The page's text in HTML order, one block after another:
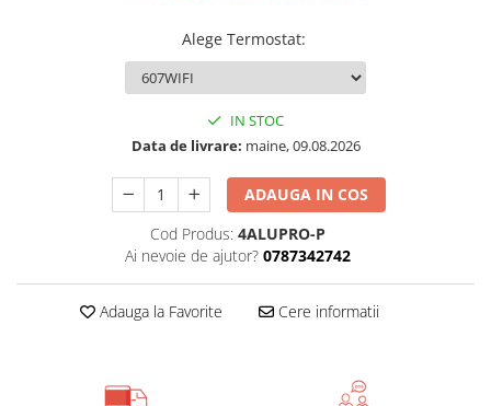
Alege Termostat:
IN STOC
Data de livrare: maine, 09.08.2026
ADAUGA IN COS
Cod Produs: 4ALUPRO-P
Ai nevoie de ajutor? 0787342742
Adauga la Favorite Cere informatii